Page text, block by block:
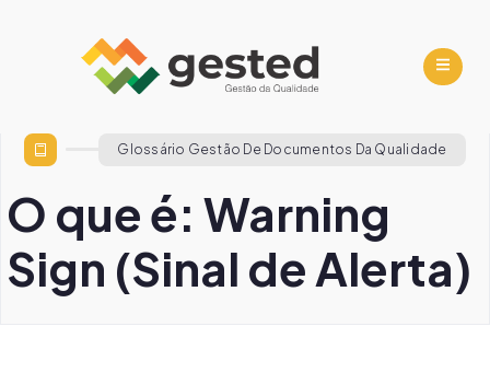
Glossário Gestão De Documentos Da Qualidade
O que é: Warning
Sign (Sinal de Alerta)